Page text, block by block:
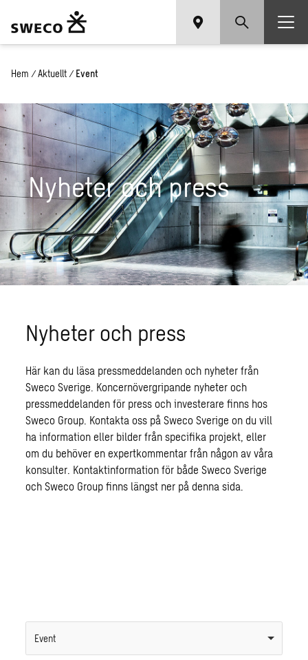
Hem / Aktuellt / Event
Nyheter och press
Nyheter och press
Här kan du läsa pressmeddelanden och nyheter från
Sweco Sverige. Koncernövergripande nyheter och
pressmeddelanden för press och investerare finns hos
Sweco Group. Kontakta oss på Sweco Sverige on du vill
ha information eller bilder från specifika projekt, eller
om du behöver en expertkommentar från någon av våra
konsulter. Kontaktinformation för både Sweco Sverige
och Sweco Group finns längst ner på denna sida.
Event